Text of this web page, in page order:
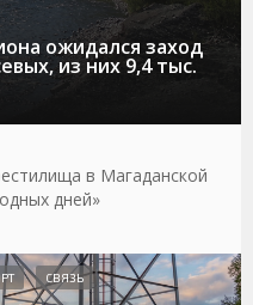
ожидался заход
из них 9,4 тыс.
в Магаданской
дней»
СВЯЗЬ